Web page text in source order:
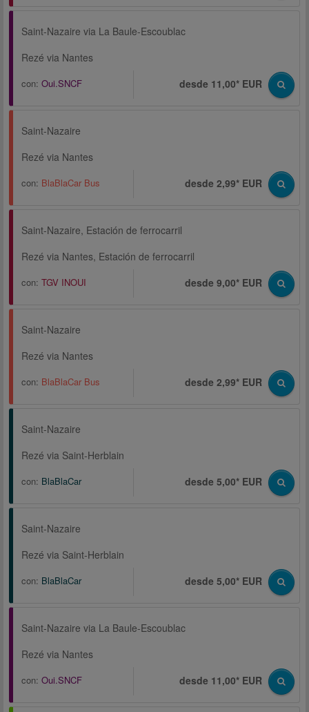
Saint-Nazaire via La Baule-Escoublac
Rezé via Nantes
con: Oui.SNCF desde 11,00* EUR
Saint-Nazaire
Rezé via Nantes
con: BlaBlaCar Bus desde 2,99* EUR
Saint-Nazaire, Estación de ferrocarril
Rezé via Nantes, Estación de ferrocarril
con: TGV INOUI desde 9,00* EUR
Saint-Nazaire
Rezé via Nantes
con: BlaBlaCar Bus desde 2,99* EUR
Saint-Nazaire
Rezé via Saint-Herblain
con: BlaBlaCar desde 5,00* EUR
Saint-Nazaire
Rezé via Saint-Herblain
con: BlaBlaCar desde 5,00* EUR
Saint-Nazaire via La Baule-Escoublac
Rezé via Nantes
con: Oui.SNCF desde 11,00* EUR